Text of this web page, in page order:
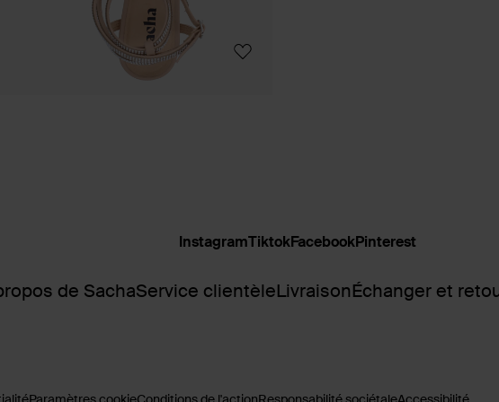
de SachaService clientèleLivraisonÉchanger et
InstagramTiktokFacebookPinterest